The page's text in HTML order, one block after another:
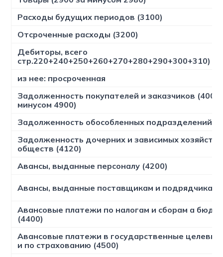
Расходы будущих периодов (3100)
Отсроченные расходы (3200)
Дебиторы, всего
стр.220+240+250+260+270+280+290+300+310)
из нее: просроченная
Задолженность покупателей и заказчиков (4000
минусом 4900)
Задолженность обособленных подразделений
Задолженность дочерних и зависимых
обществ (4120)
Авансы, выданные персоналу (4200)
Авансы, выданные поставщикам и подрядчикам
Авансовые платежи по налогам и сборам а
(4400)
Авансовые платежи в государственные
и по страхованию (4500)